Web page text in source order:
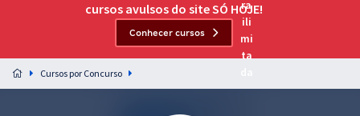
Preparação completa e intensiva para as principais
residências em saúde do Brasil
cursos avulsos do site SÓ HOJE!
Conhecer cursos
Cursos por Concurso